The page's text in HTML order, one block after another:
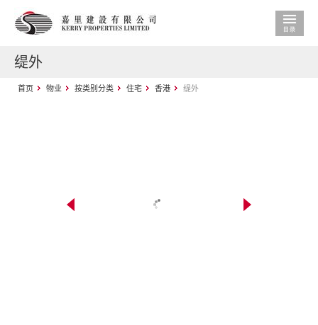
缇外
首页 物业 按类别分类 住宅 香港 缇外